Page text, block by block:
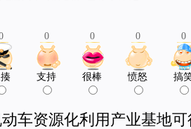
0 0 0 0
支持 很棒 愤怒 搞
车资源化利用产业基地